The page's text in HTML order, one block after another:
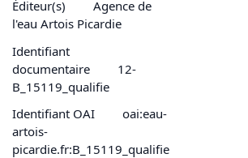
Éditeur(s)
Agence de
l'eau Artois Picardie
Identifiant
documentaire
12-
B_15119_qualifie
Identifiant OAI
oai:eau-
artois-
picardie.fr:B_15119_qualifie